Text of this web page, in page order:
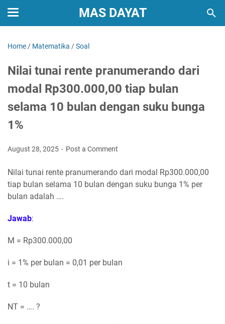
MAS DAYAT
Home / Matematika /Soal
Nilai tunai rente pranumerando dari
modal Rp300.000,00 tiap bulan
selama 10 bulan dengan suku bunga
1%
August 28, 2025 Post a Comment
Nilai tunai rente pranumerando dari modal Rp300.000,00
tiap bulan selama 10 bulan dengan suku bunga 1% per
bulan adalah ….
Jawab:
M = Rp300.000,00
i = 1% per bulan = 0,01 per bulan
t = 10 bulan
NT = …. ?